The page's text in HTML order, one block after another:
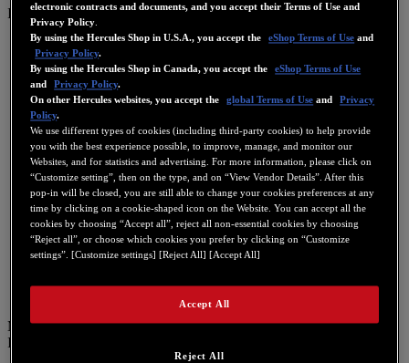
IT
IT
DE
NL
PT
繁體中文
US
FR
GB
ES
简体中文
Menu
IT
electronic contracts and documents, and you accept their Terms of Use and
Privacy Policy.
By using the Hercules Shop in U.S.A., you accept the
eShop Terms of Use and
Privacy Policy.
By using the Hercules Shop in Canada, you accept the
eShop Terms of Use
and
Privacy Policy.
On other Hercules websites, you accept the
global Terms of Use and
Privacy
Policy.
We use different types of cookies (including third-party cookies) to help provide
you with the best experience possible, to improve, manage, and monitor our
Websites, and for statistics and advertising. For more information, please click on
“Customize setting”, then on the type, and on “View Vendor Details”. After this
pop-in will be closed, you are still able to change your cookies preferences at any
time by clicking on a cookie-shaped icon on the Website. You can accept all the
cookies by choosing “Accept all”, reject all non-essential cookies by choosing
“Reject all”, or choose which cookies you prefer by clicking on “Customize
settings”. [Customize settings] [Reject All] [Accept All]
Reject All
Accept All